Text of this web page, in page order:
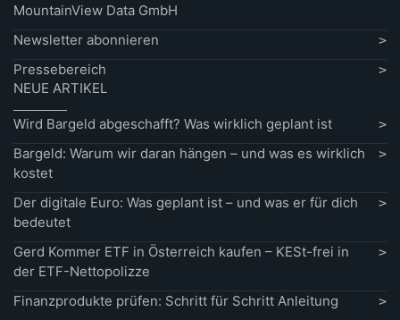
MountainView Data GmbH
Newsletter abonnieren
Pressebereich
NEUE ARTIKEL
Wird Bargeld abgeschafft? Was wirklich geplant ist
Bargeld: Warum wir daran hängen – und was es wirklich
kostet
Der digitale Euro: Was geplant ist – und was er für dich
bedeutet
Gerd Kommer ETF in Österreich kaufen – KESt-frei in
der ETF-Nettopolizze
Finanzprodukte prüfen: Schritt für Schritt Anleitung